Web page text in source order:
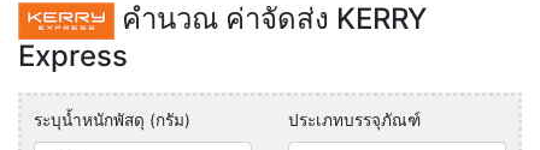
คำนวณ ค่าจัดส่ง KERRY
Express
ระบุน้ำหนักพัสดุ (กรัม) ประเภทบรรจุภัณฑ์